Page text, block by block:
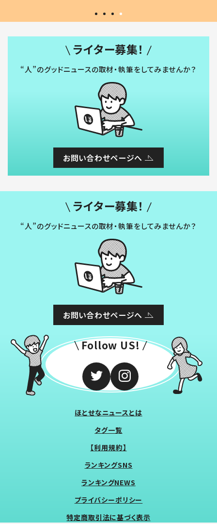
ライター募集！
“人”のグッドニュースの取材・執筆をしてみませんか？
お問い合わせページへ
ライター募集！
“人”のグッドニュースの取材・執筆をしてみませんか？
お問い合わせページへ
Follow US!
ほとせなニュースとは
タグ一覧
【利用規約】
ランキングSNS
ランキングNEWS
プライバシーポリシー
特定商取引法に基づく表示